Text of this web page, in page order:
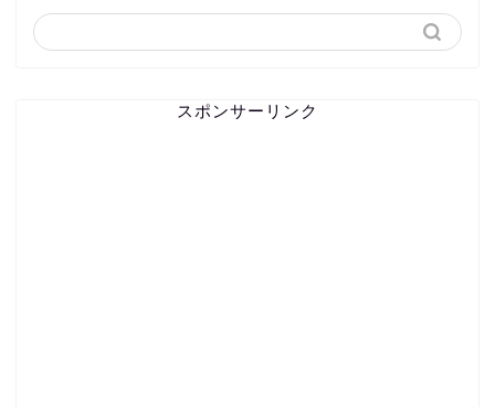
スポンサーリンク